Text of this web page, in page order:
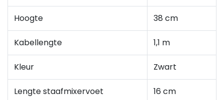
Hoogte 38 cm
Kabellengte 1,1 m
Kleur Zwart
Lengte staafmixervoet 16 cm